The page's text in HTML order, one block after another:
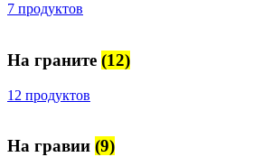
7 продуктов
На граните (12)
12 продуктов
На гравии (9)